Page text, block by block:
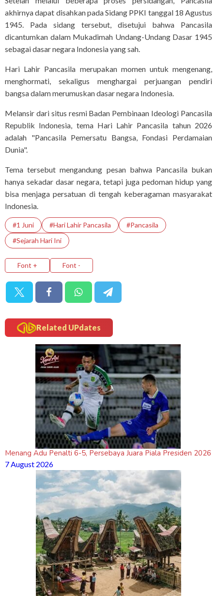
akhirnya dapat disahkan pada Sidang PPKI tanggal 18 Agustus
1945. Pada sidang tersebut, disetujui bahwa Pancasila
dicantumkan dalam Mukadimah Undang-Undang Dasar 1945
sebagai dasar negara Indonesia yang sah.
Hari Lahir Pancasila merupakan momen untuk mengenang,
menghormati, sekaligus menghargai perjuangan pendiri
bangsa dalam merumuskan dasar negara Indonesia.
Melansir dari situs resmi Badan Pembinaan Ideologi Pancasila
Republik Indonesia, tema Hari Lahir Pancasila tahun 2026
adalah "Pancasila Pemersatu Bangsa, Fondasi Perdamaian
Dunia".
Tema tersebut mengandung pesan bahwa Pancasila bukan
hanya sekadar dasar negara, tetapi juga pedoman hidup yang
bisa menjaga persatuan di tengah keberagaman masyarakat
Indonesia.
#1 Juni #Hari Lahir Pancasila
#Pancasila
#Sejarah Hari Ini
Font + Font -
Related UPdates
Menang Adu Penalti 6-5, Persebaya Juara Piala Presiden 2026
7 August 2026